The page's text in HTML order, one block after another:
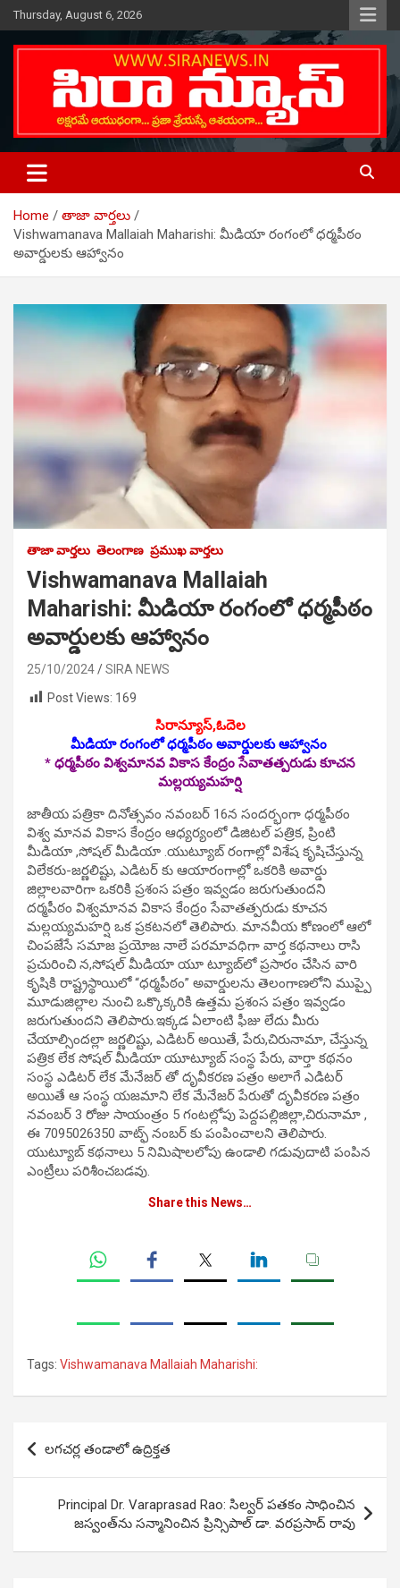
Skip
to
content
Thursday, August 6, 2026
SIRA NEWS
Telugu Online News Daily
Home
తాజా వార్తలు
Vishwamanava Mallaiah Maharishi: మీడియా రంగంలో ధర్మపీఠం
అవార్డులకు ఆహ్వానం
తాజా వార్తలు తెలంగాణ ప్రముఖ వార్తలు
Vishwamanava Mallaiah
Maharishi: మీడియా రంగంలో ధర్మపీఠం
అవార్డులకు ఆహ్వానం
25/10/2024
SIRA NEWS
Post Views: 169
సిరాన్యూస్,ఓదెల
మీడియా రంగంలో ధర్మపీఠం అవార్డులకు ఆహ్వానం
* ధర్మపీఠం విశ్వమానవ వికాస కేంద్రం సేవాతత్పరుడు కూచన
మల్లయ్యమహర్షి
జాతీయ పత్రికా దినోత్సవం న‌వంబ‌ర్ 16న సందర్భంగా ధర్మపీఠం
విశ్వ మానవ వికాస కేంద్రం ఆధ్యర్యంలో డిజిటల్ పత్రిక, ప్రింటి
మీడియా ,సోషల్ మీడియా .యుట్యూబ్ రంగాల్లో విశేష కృషిచేస్తున్న
విలేకరు-జర్ణలిష్టు, ఎడిటర్ కు ఆయారంగాల్లో ఒకరికి అవార్డు
జిల్లాలవారిగా ఒకరికి ప్రశంస పత్రం ఇవ్వడం జరుగుతుంద‌ని
దర్మపీఠం విశ్వమానవ వికాస కేంద్రం సేవాతత్పరుడు కూచన
మల్లయ్యమహర్షి ఒక ప్రకటనలో తెలిపారు. మానవీయ కోణంలో ఆలో
చింపజేసే సమాజ ప్రయోజ నాలే పరమావధిగా వార్త కథనాలు రాసి
ప్రచురించి న,సోషల్ మీడియా యూ ట్యూబ్‌లో ప్రసారం చేసిన వారి
కృషికి రాష్ట్రస్థాయిలో “ధర్మపీఠం” అవార్డులను తెలంగాణలోని ముప్పై
మూడుజిల్లాల నుంచి ఒక్కొక్కరికి ఉత్తమ ప్రశంస పత్రం ఇవ్వడం
జరుగుతుందని తెలిపారు.ఇక్కడ ఏలాంటి ఫీజు లేదు మీరు
చేయాల్సిందల్లా జర్ణలిష్టు, ఎడిటర్ అయితే, పేరు,చిరునామా, చేస్తున్న
పత్రిక లేక సోషల్ మీడియా యూట్యూబ్ సంస్థ పేరు, వార్తా కథనం
సంస్థ ఎడిటర్ లేక మేనేజర్ తో దృవీకరణ పత్రం అలాగే ఎడిటర్
అయితే ఆ సంస్థ యజమాని లేక మేనేజర్ పేరుతో దృవీకరణ పత్రం
నవంబర్ 3 రోజు సాయంత్రం 5 గంటల్లోపు పెద్దపల్లిజిల్లా,చిరునామా ,
ఈ 7095026350 వాట్ఫ్ నంబర్ కు పంపించాల‌ని తెలిపారు.
యుట్యూబ్ కథనాలు 5 నిమిషాలలోపు ఉండాలి గడువుదాటి పంపిన
ఎంట్రీలు పరిశీంచబడవు.
Share this News…
Tags: Vishwamanava Mallaiah Maharishi:
Post
navigation
లగచర్ల తండాలో ఉద్రిక్తత
Principal Dr. Varaprasad Rao: సిల్వర్ ప‌త‌కం సాధించిన
జస్వంత్‌ను స‌న్మానించిన‌ ప్రిన్సిపాల్ డా. వరప్రసాద్ రావు